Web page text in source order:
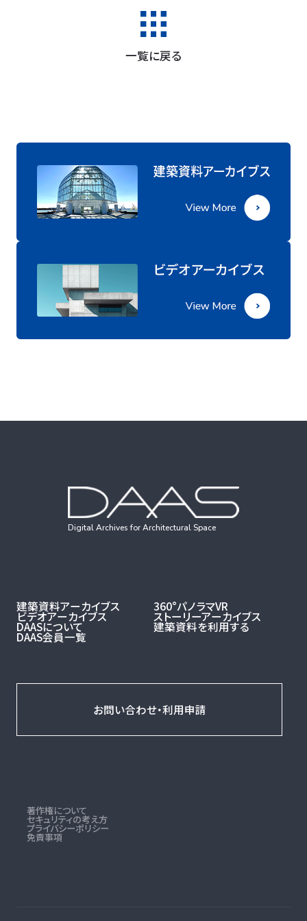
一覧に戻る
Digital Archives for Architectural Space
建築資料アーカイブス 360°パノラマVR
ビデオアーカイブス ストーリーアーカイブス
DAASについて 建築資料を利用する
DAAS会員一覧
お問い合わせ・利用申請
著作権について
セキュリティの考え方
プライバシーポリシー
免責事項